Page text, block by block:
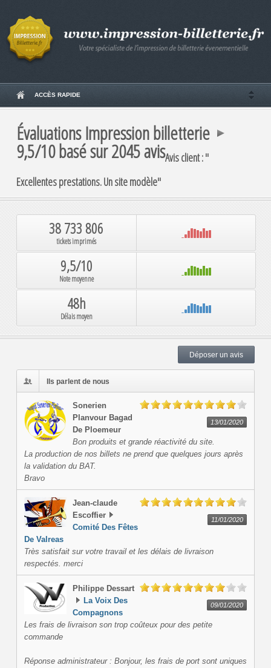
ACCÈS RAPIDE
ÉvaluationsImpression billetterie
9,5/10basé sur2045avisAvis client : "
Excellentes prestations. Un site modèle"
38 733 806
tickets imprimés
9,5/10
Note moyenne
48h
Délais moyen
Déposer un avis
Ils parlent de nous
13/01/2020
Sonerien
Planvour Bagad
De Ploemeur
Bon produits et grande réactivité du site.
La production de nos billets ne prend que quelques jours après
la validation du BAT.
Bravo
11/01/2020
Jean-claude
Escoffier
Comité Des Fêtes
De Valreas
Très satisfait sur votre travail et les délais de livraison
respectés. merci
09/01/2020
Philippe Dessart
La Voix Des
Compagnons
Les frais de livraison son trop coûteux pour des petite
commande
Réponse administrateur : Bonjour, les frais de port sont uniques